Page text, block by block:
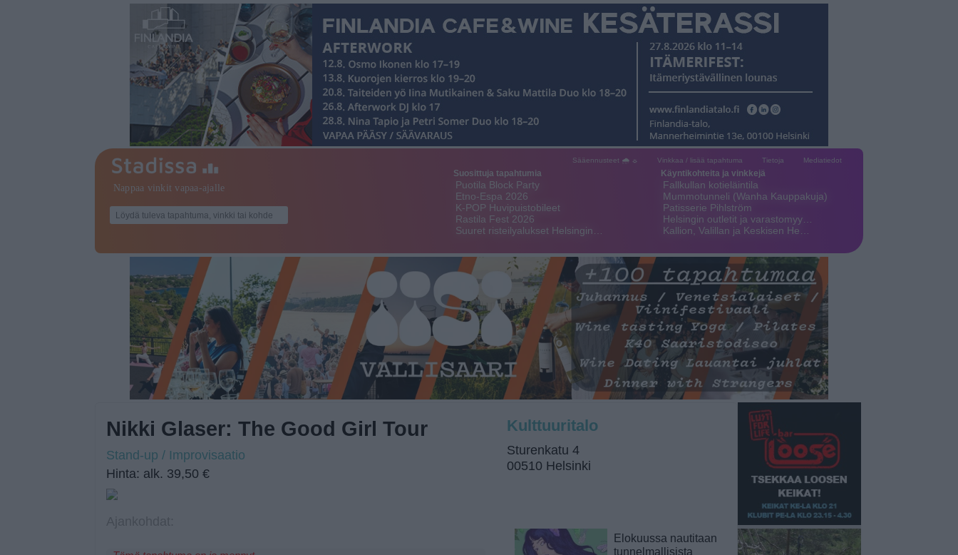
Sääennusteet 🌧 ☼ Vinkkaa / lisää tapahtuma Tietoja Mediatiedot
Suosittuja tapahtumia
Puotila Block Party
Etno-Espa 2026
K-POP Huvipuistobileet
Rastila Fest 2026
Suuret risteilyalukset Helsingin…
Käyntikohteita ja vinkkejä
Fallkullan kotieläintila
Mummotunneli (Wanha Kauppakuja)
Patisserie Pihlström
Helsingin outletit ja varastomyy…
Kallion, Valillan ja Keskisen He…
Nikki Glaser: The Good Girl Tour
Stand-up / Improvisaatio
Hinta: alk. 39,50 €
Kulttuuritalo
Sturenkatu 4
00510 Helsinki
Elokuussa nautitaan
tunnelmallisista